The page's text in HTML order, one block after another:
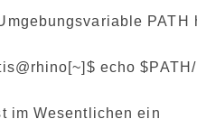
echo
im Wesentlichen ein